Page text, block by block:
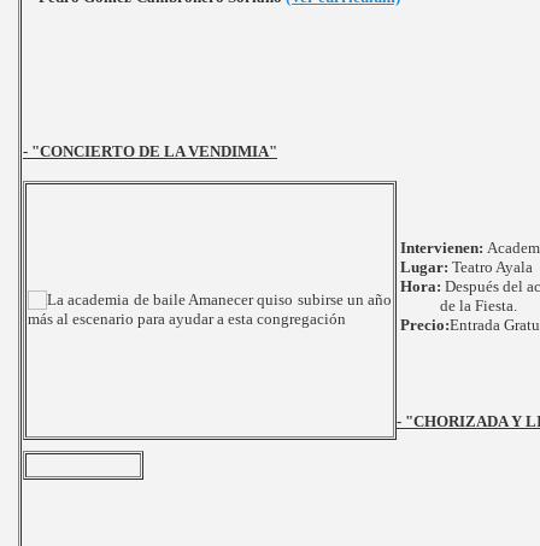
- "CONCIERTO DE LA VENDIMIA"
Intervienen:
Lugar: Teatro Ayala
Hora: Después del
de la Fiesta.
Precio:Entrada
- "CHORIZADA Y